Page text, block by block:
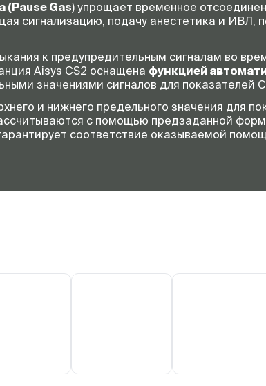
(Pause Gas) упрощает временное
сигнализацию, подачу анестетика и ИВЛ,
к предупредительным сигналам во
Aisуs CS2 оснащена функцией
значениями сигналов для показателей
и нижнего предельного значения для
с помощью предзаданной
соответствие оказываемой